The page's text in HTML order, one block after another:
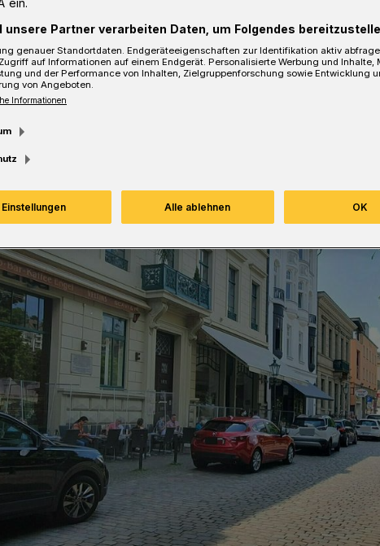
ein.
unsere Partner verarbeiten Daten, um Folgendes
genauer Standortdaten. Endgeräteeigenschaften zur Identifikation aktiv
auf Informationen auf einem Endgerät. Personalisierte Werbung und Inhalte,
und der Performance von Inhalten, Zielgruppenforschung sowie Entwicklung
von Angeboten.
Informationen
Einstellungen Alle ablehnen OK